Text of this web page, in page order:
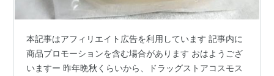
本記事はアフィリエイト広告を利用しています 記事内に
商品プロモーションを含む場合があります おはようござ
いますー 昨年晩秋くらいから、ドラッグストアコスモス